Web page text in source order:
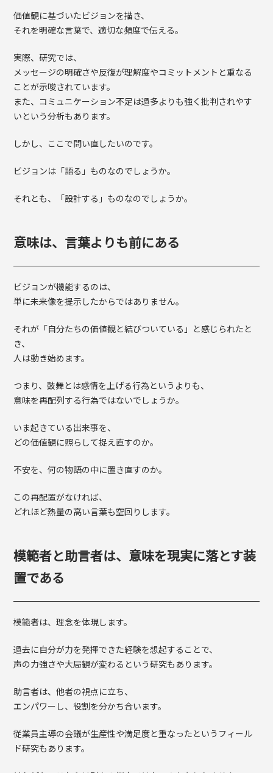
価値観に基づいたビジョンを描き、
それを明確な言葉で、適切な頻度で伝える。
実際、研究では、
メッセージの明確さや反復が理解度やコミットメントと重なる
ことが示唆されています。
また、コミュニケーション不足は過多よりも強く批判されやす
いという分析もあります。
しかし、ここで問い直したいのです。
ビジョンは「語る」ものなのでしょうか。
それとも、「設計する」ものなのでしょうか。
意味は、言葉よりも前にある
ビジョンが機能するのは、
単に未来像を提示したからではありません。
それが「自分たちの価値観と結びついている」と感じられたと
き、
人は動き始めます。
つまり、鼓舞とは感情を上げる行為というよりも、
意味を再配列する行為ではないでしょうか。
いま起きている出来事を、
どの価値観に照らして捉え直すのか。
不安を、何の物語の中に置き直すのか。
この再配置がなければ、
どれほど熱量の高い言葉も空回りします。
模範者と助言者は、意味を現実に落とす装
置である
模範者は、理念を体現します。
過去に自分が力を発揮できた経験を想起することで、
声の力強さや大局観が変わるという研究もあります。
助言者は、他者の視点に立ち、
エンパワーし、役割を分かち合います。
従業員主導の会議が生産性や満足度と重なったというフィール
ド研究もあります。